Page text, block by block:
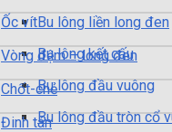
Bu lông liền long đen
Bu lông kết cấu
Bu lông đầu vuông
Bu lông đầu tròn cổ
Ốc vít
Vòng đệm – long đen
Chốt-chẻ
Đinh tán